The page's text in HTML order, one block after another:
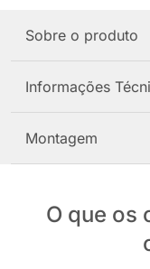
Sobre o produto
Informações
Montagem
O que os